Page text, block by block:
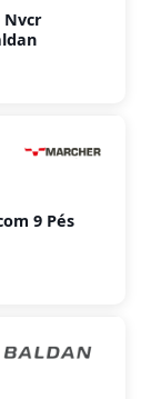
Nvcr
9 Pés